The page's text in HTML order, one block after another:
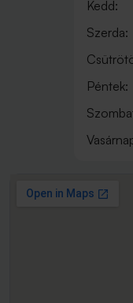
Kedd:
Szerda:
Péntek: